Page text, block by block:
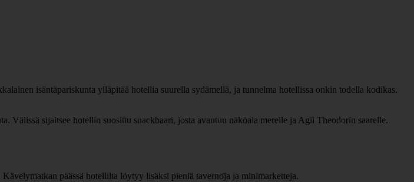
isäntäpariskunta ylläpitää hotellia suurella sydämellä, ja tunnelma hotellissa onkin todella kodikas.
Välissä sijaitsee hotellin suosittu snackbaari, josta avautuu näköala merelle ja Agii Theodorin saarelle.
päässä hotellilta löytyy lisäksi pieniä tavernoja ja minimarketteja.